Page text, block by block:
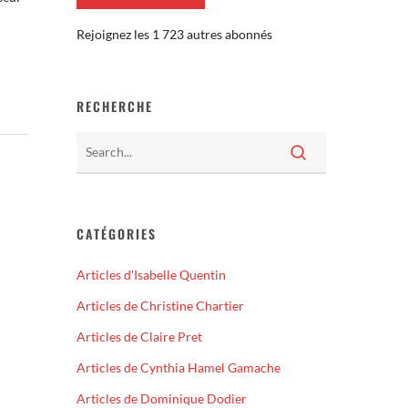
Rejoignez les 1 723 autres abonnés
RECHERCHE
CATÉGORIES
Articles d'Isabelle Quentin
Articles de Christine Chartier
Articles de Claire Pret
Articles de Cynthia Hamel Gamache
Articles de Dominique Dodier